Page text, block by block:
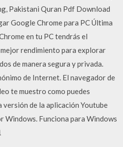
Pakistani Quran Pdf Download
Google Chrome para PC Última
en tu PC tendrás el
rendimiento para explorar
de manera segura y privada.
de Internet. El navegador de
te muestro como puedes
de la aplicación Youtube
Windows. Funciona para Windows